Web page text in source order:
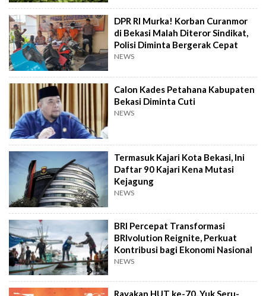
DPR RI Murka! Korban Curanmor
di Bekasi Malah Diteror Sindikat,
Polisi Diminta Bergerak Cepat
NEWS
Calon Kades Petahana Kabupaten
Bekasi Diminta Cuti
NEWS
Termasuk Kajari Kota Bekasi, Ini
Daftar 90 Kajari Kena Mutasi
Kejagung
NEWS
BRI Percepat Transformasi
BRIvolution Reignite, Perkuat
Kontribusi bagi Ekonomi Nasional
NEWS
Rayakan HUT ke-70, Yuk Seru-